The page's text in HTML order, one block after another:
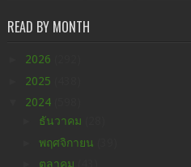
READ BY MONTH
2026
2025
2024
ธันวาคม
พฤศจิกายน
ตุลาคม